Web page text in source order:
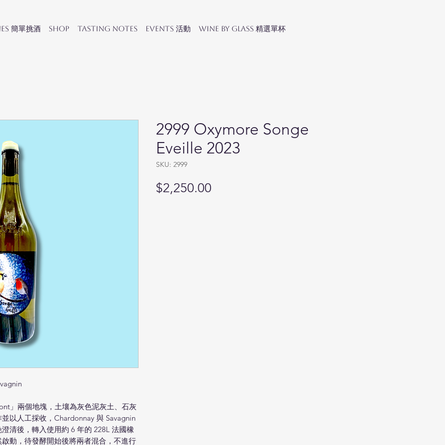
簡單挑酒 SHOP Tasting Notes Events 活動 Wine by Glass 精選單杯
」兩個地塊，土壤為灰色泥灰土、石灰
以人工採收，Chardonnay 與 Savagnin
清後，轉入使用約 6 年的 228L 法國橡
動，待發酵開始後將兩者混合，不進行
2999 Oxymore Songe
Eveille 2023
SKU: 2999
$2,250.00